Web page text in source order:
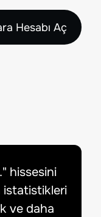
Hesabı Aç
" hissesini
istatistikleri
ve daha